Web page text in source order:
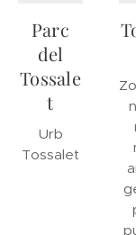
Parc
del
Tossale
t
Urb
Tossalet